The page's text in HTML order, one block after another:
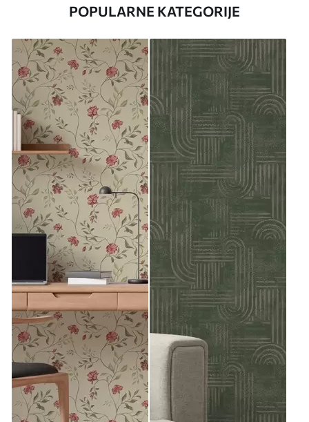
POPULARNE KATEGORIJE